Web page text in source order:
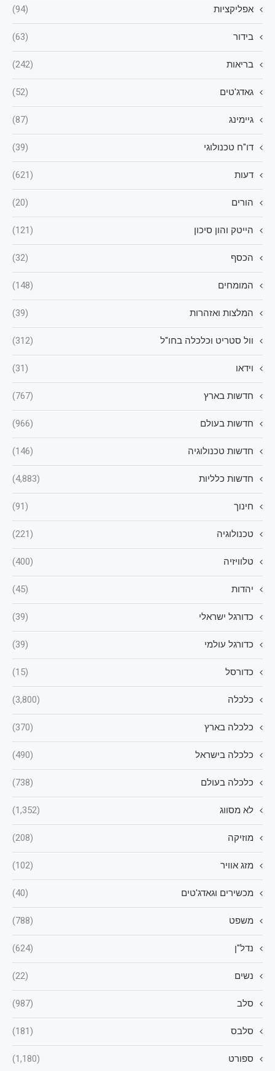
אפליקציות (94)
בידור (63)
בריאות (242)
גאדג'טים (52)
גיימינג (87)
דו"ח טכנולוגי (39)
דעות (621)
הורים (20)
הייטק והון סיכון (121)
הכסף (32)
המומחים (148)
המלצות ואזהרות (39)
וול סטריט וכלכלה בחו"ל (312)
וידאו (31)
חדשות בארץ (767)
חדשות בעולם (966)
חדשות טכנולוגיה (146)
חדשות כלליות (4,883)
חינוך (91)
טכנולוגיה (221)
טלוויזיה (400)
יהדות (45)
כדורגל ישראלי (39)
כדורגל עולמי (39)
כדורסל (15)
כלכלה (3,800)
כלכלה בארץ (370)
כלכלה בישראל (490)
כלכלה בעולם (738)
לא מסווג (1,352)
מוזיקה (208)
מזג אוויר (102)
מכשירים וגאדג'טים (40)
משפט (788)
נדל"ן (624)
נשים (22)
סלב (987)
סלבס (181)
ספורט (1,180)